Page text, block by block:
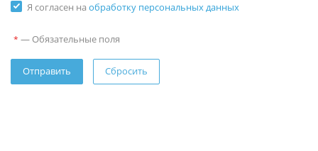
Я согласен на обработку персональных данных
* — Обязательные поля
Сбросить